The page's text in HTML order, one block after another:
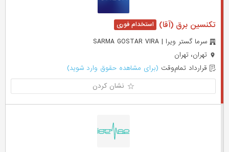
تکنسین برق (آقا)
سرما گستر ویرا | SARMA GOSTAR VIRA
تهران، تهران
قرارداد تمام‌وقت (برای مشاهده حقوق وارد شوید)
نشان کردن